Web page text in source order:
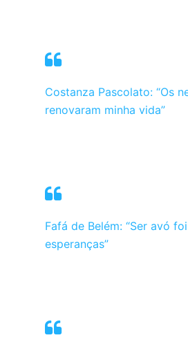
Costanza Pascolato: “Os
renovaram minha vida”
Fafá de Belém: “Ser avó
esperanças”